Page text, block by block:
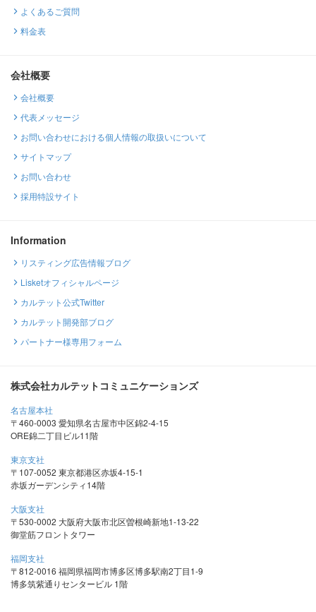
よくあるご質問
料金表
会社概要
会社概要
代表メッセージ
お問い合わせにおける個人情報の取扱いについて
サイトマップ
お問い合わせ
採用特設サイト
Information
リスティング広告情報ブログ
Lisketオフィシャルページ
カルテット公式Twitter
カルテット開発部ブログ
パートナー様専用フォーム
株式会社カルテットコミュニケーションズ
名古屋本社
〒460-0003 愛知県名古屋市中区錦2-4-15
ORE錦二丁目ビル11階
東京支社
〒107-0052 東京都港区赤坂4-15-1
赤坂ガーデンシティ14階
大阪支社
〒530-0002 大阪府大阪市北区曽根崎新地1-13-22
御堂筋フロントタワー
福岡支社
〒812-0016 福岡県福岡市博多区博多駅南2丁目1-9
博多筑紫通りセンタービル 1階